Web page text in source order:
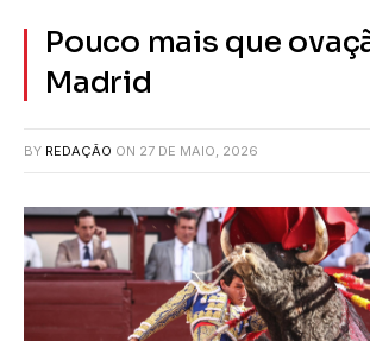
Pouco mais que
Madrid
BY REDAÇÃO ON 27 DE MAIO, 2026